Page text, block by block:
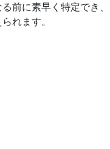
前に素早く特定でき、
れます。